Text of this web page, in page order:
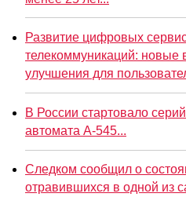
Развитие цифровых
телекоммуникаций: новые
улучшения для
В России стартовало
автомата А-545...
Следком сообщил о
отравившихся в одной из